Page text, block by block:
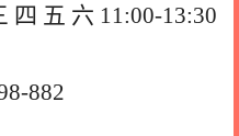
四 五 六 11:00-13:30
882